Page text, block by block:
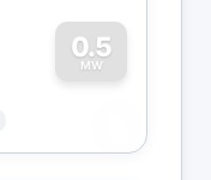
0.5
MW
0